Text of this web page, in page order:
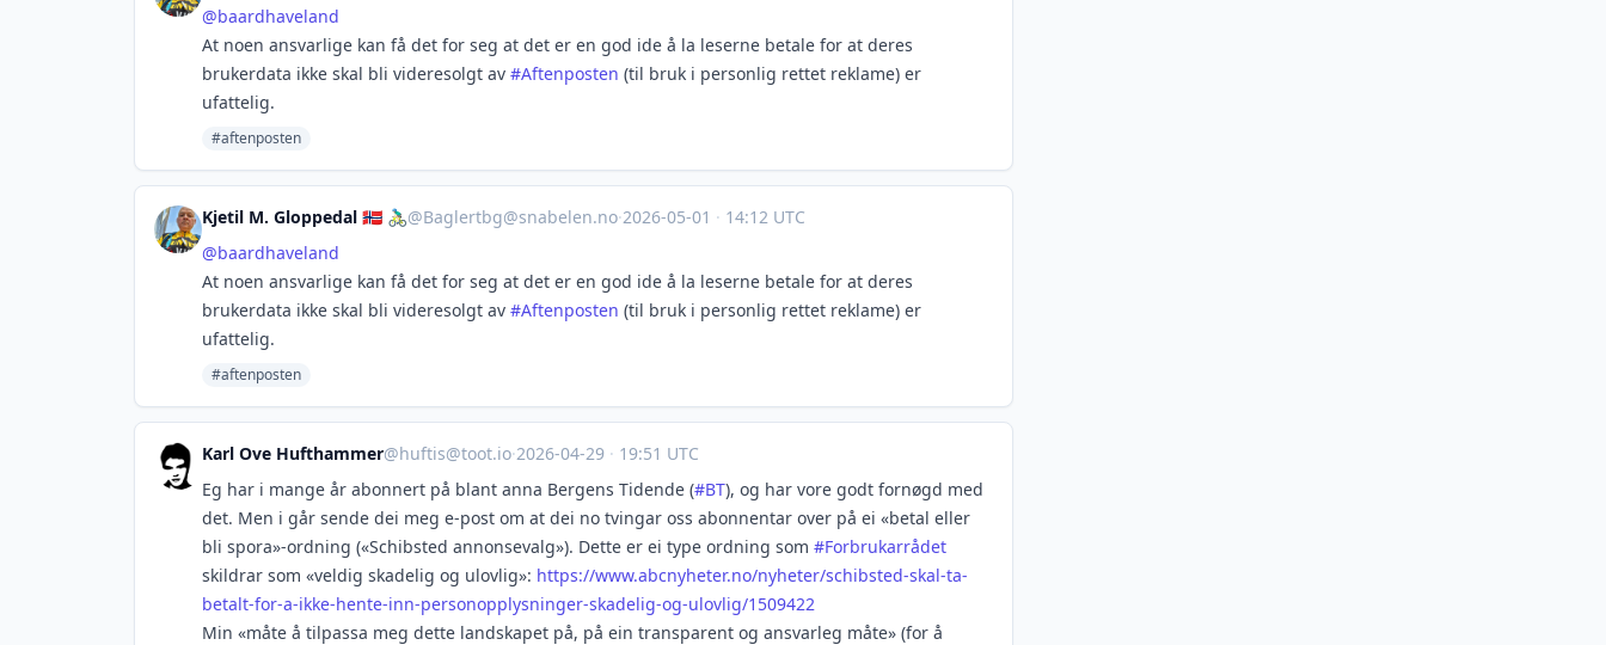
@baardhaveland
At noen ansvarlige kan få det for seg at det er en god ide å la leserne betale for at deres
brukerdata ikke skal bli videresolgt av #Aftenposten (til bruk i personlig rettet reklame) er
ufattelig.
#aftenposten
Kjetil M. Gloppedal 🇸🇯 🚴🏻‍♂️@Baglertbg@snabelen.no·2026-05-01 · 14:12 UTC
@baardhaveland
At noen ansvarlige kan få det for seg at det er en god ide å la leserne betale for at deres
brukerdata ikke skal bli videresolgt av #Aftenposten (til bruk i personlig rettet reklame) er
ufattelig.
#aftenposten
Karl Ove Hufthammer@huftis@toot.io·2026-04-29 · 19:51 UTC
Eg har i mange år abonnert på blant anna Bergens Tidende (#BT), og har vore godt fornøgd med
det. Men i går sende dei meg e-post om at dei no tvingar oss abonnentar over på ei «betal eller
bli spora»-ordning («Schibsted annonsevalg»). Dette er ei type ordning som #Forbrukarrådet
skildrar som «veldig skadelig og ulovlig»: https://www.abcnyheter.no/nyheter/schibsted-skal-ta-
betalt-for-a-ikke-hente-inn-personopplysninger-skadelig-og-ulovlig/1509422
Min «måte å tilpassa meg dette landskapet på, på ein transparent og ansvarleg måte» (for å